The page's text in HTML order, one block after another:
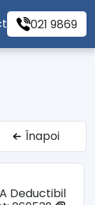
021 9869
Înapoi
Deductibil